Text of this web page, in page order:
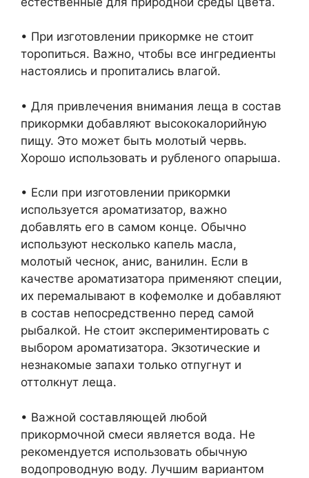
• При изготовлении прикормке не стоит
торопиться. Важно, чтобы все ингредиенты
настоялись и пропитались влагой.
• Для привлечения внимания леща в состав
прикормки добавляют высококалорийную
пищу. Это может быть молотый червь.
Хорошо использовать и рубленого опарыша.
• Если при изготовлении прикормки
используется ароматизатор, важно
добавлять его в самом конце. Обычно
используют несколько капель масла,
молотый чеснок, анис, ванилин. Если в
качестве ароматизатора применяют специи,
их перемалывают в кофемолке и добавляют
в состав непосредственно перед самой
рыбалкой. Не стоит экспериментировать с
выбором ароматизатора. Экзотические и
незнакомые запахи только отпугнут и
оттолкнут леща.
• Важной составляющей любой
прикормочной смеси является вода. Не
рекомендуется использовать обычную
водопроводную воду. Лучшим вариантом